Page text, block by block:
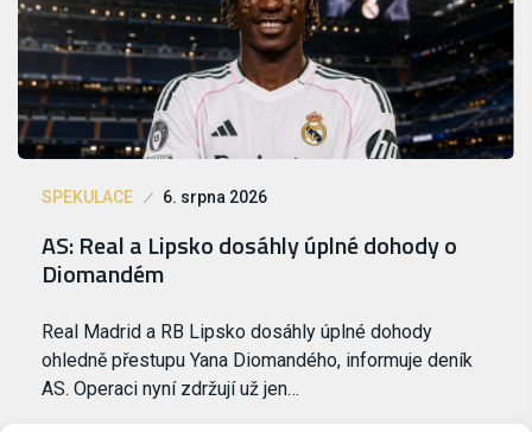
SPEKULACE 6. srpna 2026
AS: Real a Lipsko dosáhly úplné dohody o
Diomandém
Real Madrid a RB Lipsko dosáhly úplné dohody
ohledně přestupu Yana Diomandého, informuje deník
AS. Operaci nyní zdržují už jen…